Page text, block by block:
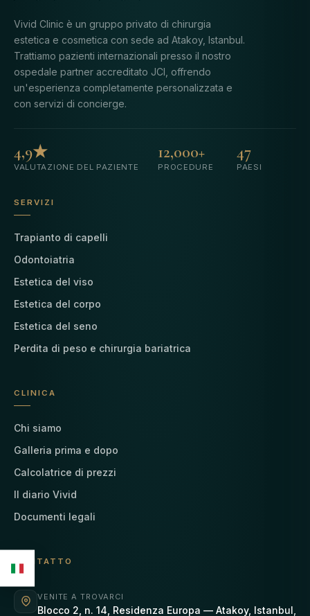
Vivid Clinic è un gruppo privato di chirurgia
estetica e cosmetica con sede ad Atakoy, Istanbul.
Trattiamo pazienti internazionali presso il nostro
ospedale partner accreditato JCI, offrendo
un'esperienza completamente personalizzata e
con servizi di concierge.
4,9★
VALUTAZIONE DEL PAZIENTE
12,000+
PROCEDURE
47
PAESI
SERVIZI
Trapianto di capelli
Odontoiatria
Estetica del viso
Estetica del corpo
Estetica del seno
Perdita di peso e chirurgia bariatrica
CLINICA
Chi siamo
Galleria prima e dopo
Calcolatrice di prezzi
Il diario Vivid
Documenti legali
CONTATTO
VENITE A TROVARCI
Blocco 2, n. 14, Residenza Europa — Atakoy, Istanbul,